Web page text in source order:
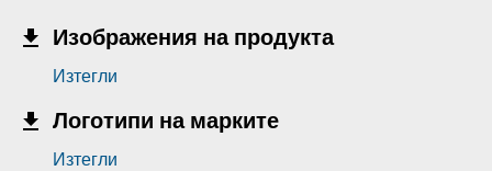
Изображения на продукта
Изтегли
Логотипи на марките
Изтегли